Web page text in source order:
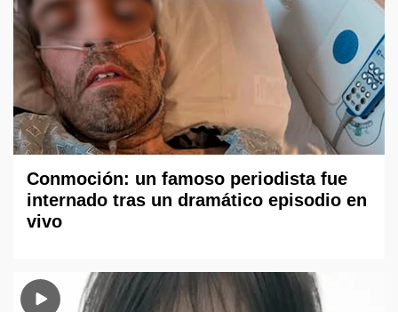
Conmoción: un famoso periodista fue
internado tras un dramático episodio en
vivo